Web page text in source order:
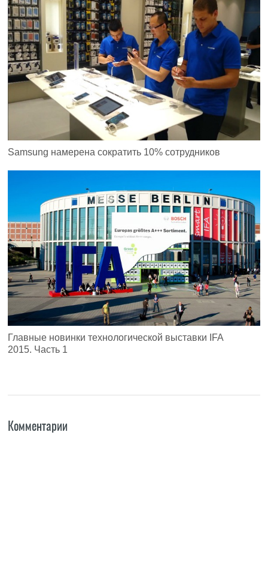
Samsung намерена сократить 10% сотрудников
Главные новинки технологической выставки IFA
2015. Часть 1
Комментарии